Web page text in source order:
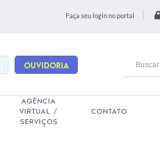
Faça seu login no portal
Ouvidoria
AGÊNCIA
VIRTUAL /
SERVIÇOS
CONTATO